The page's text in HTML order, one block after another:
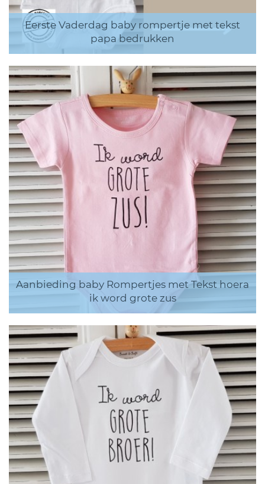
Eerste Vaderdag baby rompertje met tekst
papa bedrukken
Aanbieding baby Rompertjes met Tekst hoera
ik word grote zus